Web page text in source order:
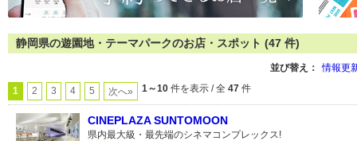
静岡県の遊園地・テーマパークのお店・スポット (47 件)
並び替え： 情報更
1 2 3 4 5 次へ» 1～10 件を表示 / 全 47 件
CINEPLAZA SUNTOMOON
県内最大級・最先端のシネマコンプレックス!